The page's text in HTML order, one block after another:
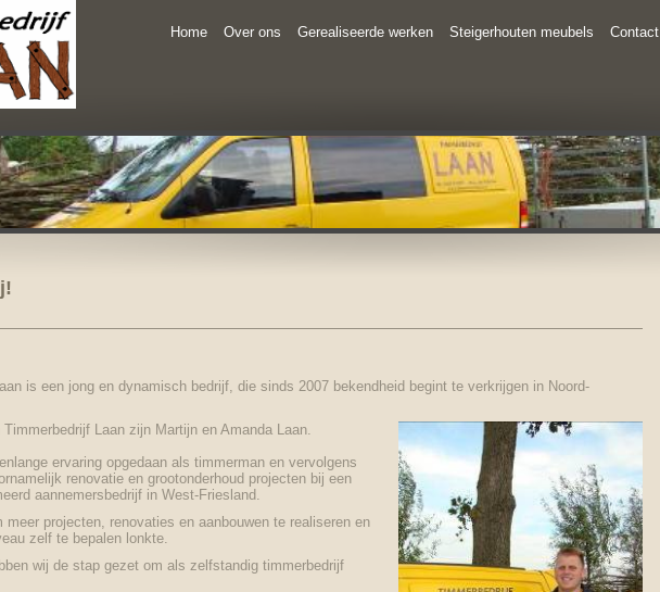
Home Over ons Gerealiseerde werken Steigerhouten meubels Contact
is een jong en dynamisch bedrijf, die sinds 2007 bekendheid begint te verkrijgen in Noord-
Laan zijn Martijn en Amanda Laan.
ervaring opgedaan als timmerman en vervolgens
renovatie en grootonderhoud projecten bij een
aannemersbedrijf in West-Friesland.
meer projecten, renovaties en aanbouwen te realiseren en
zelf te bepalen lonkte.
wij de stap gezet om als zelfstandig timmerbedrijf